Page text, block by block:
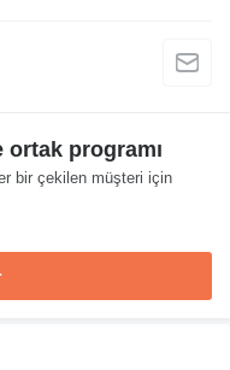
programı
bir çekilen müşteri için